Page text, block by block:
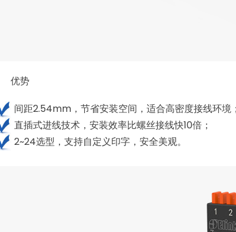
优势
间距2.54mm，节省安装空间，适合高密度接线环境
直插式进线技术，安装效率比螺丝接线快10倍；
2~24选型，支持自定义印字，安全美观。